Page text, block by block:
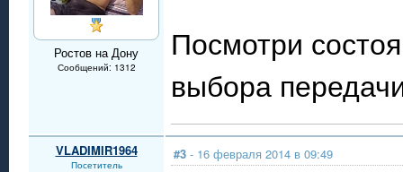
Ростов на Дону
Сообщений: 1312
Посмотри
выбора
VLADIMIR1964
Посетитель
#3 - 16 февраля 2014 в 09:49